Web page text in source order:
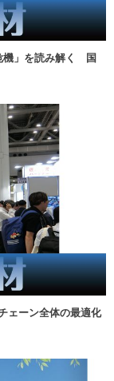
機」を読み解く 国
ェーン全体の最適化